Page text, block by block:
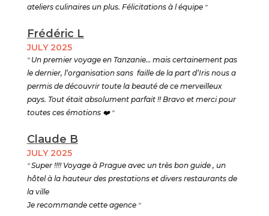
ateliers culinaires un plus. Félicitations à l équipe "
Frédéric L
JULY 2025
" Un premier voyage en Tanzanie… mais certainement pas
le dernier, l’organisation sans faille de la part d’Iris nous a
permis de découvrir toute la beauté de ce merveilleux
pays. Tout était absolument parfait !! Bravo et merci pour
toutes ces émotions❤️ "
Claude B
JULY 2025
"Super !!!! Voyage à Prague avec un très bon guide , un
hôtel à la hauteur des prestations et divers restaurants de
la ville
Je recommande cette agence"